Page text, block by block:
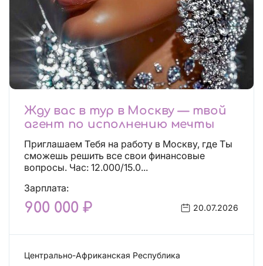
Жду вас в тур в Москву — твой
агент по исполнению мечты
Приглашаем Тебя на работу в Москву, где Ты
сможешь решить все свои финансовые
вопросы. Час: 12.000/15.0...
Зарплата:
900 000 ₽ 20.07.2026
Центрально-Африканская Республика